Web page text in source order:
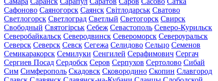
Сафоново Саяногорск Саянск Світлодарськ Сватово
Светлогорск Светлоград Светлый Светогорск Свирск
Свободный Святогірськ Себеж Севастополь Северо-Курильск
Северобайкальск Северодвинск Североморск Североуральск
Северск Северск Севск Сегежа Селидово Сельцо Семенов
Семикаракорск Семилуки Сенгилей Серафимович Сергач
Сергиев Посад Сердобск Серов Серпухов Сертолово Сибай
Сим Симферополь Скадовск Сковородино Скопин Славгород